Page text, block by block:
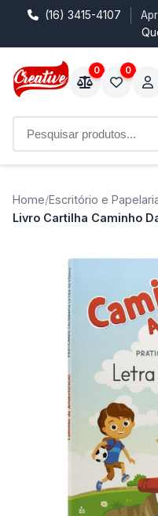
(16) 3415-4107
0 0
Home/Escritório e
Livro Cartilha Caminho